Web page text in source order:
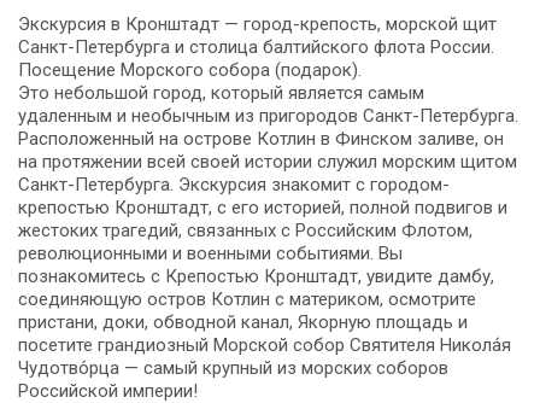
Экскурсия в Кронштадт — город-крепость, морской щит
Санкт-Петербурга и столица балтийского флота России.
Посещение Морского собора (подарок).
Это небольшой город, который является самым
удаленным и необычным из пригородов Санкт-Петербурга.
Расположенный на острове Котлин в Финском заливе, он
на протяжении всей своей истории служил морским щитом
Санкт-Петербурга. Экскурсия знакомит с городом-
крепостью Кронштадт, с его историей, полной подвигов и
жестоких трагедий, связанных с Российским Флотом,
революционными и военными событиями. Вы
познакомитесь с Крепостью Кронштадт, увидите дамбу,
соединяющую остров Котлин с материком, осмотрите
пристани, доки, обводной канал, Якорную площадь и
посетите грандиозный Морской собор Святителя Никола́я
Чудотво́рца — самый крупный из морских соборов
Российской империи!